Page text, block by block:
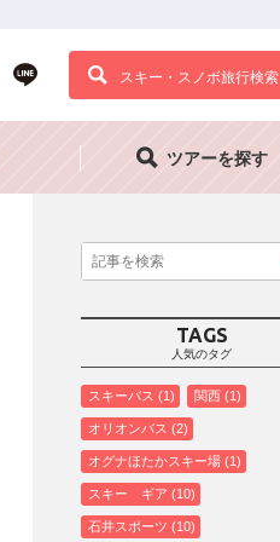
スキー・スノボ旅行検索
ツアーを探す
TAGS
人気のタグ
スキーバス 1 関西 1
オリオンバス 2
オグナほたかスキー場 1
スキー ギア 10
石井スポーツ 10